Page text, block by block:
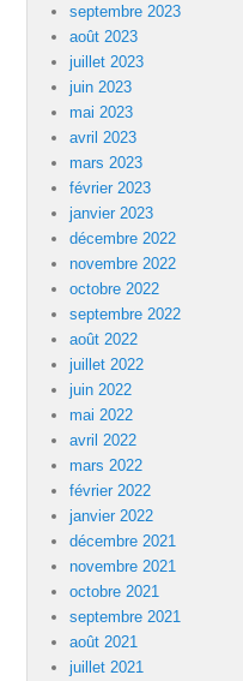
septembre 2023
août 2023
juillet 2023
juin 2023
mai 2023
avril 2023
mars 2023
février 2023
janvier 2023
décembre 2022
novembre 2022
octobre 2022
septembre 2022
août 2022
juillet 2022
juin 2022
mai 2022
avril 2022
mars 2022
février 2022
janvier 2022
décembre 2021
novembre 2021
octobre 2021
septembre 2021
août 2021
juillet 2021